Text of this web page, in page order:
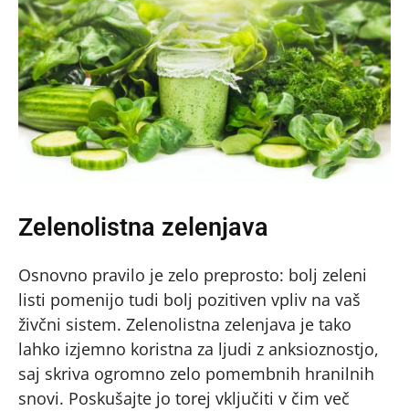
Zelenolistna zelenjava
Osnovno pravilo je zelo preprosto: bolj zeleni
listi pomenijo tudi bolj pozitiven vpliv na vaš
živčni sistem. Zelenolistna zelenjava je tako
lahko izjemno koristna za ljudi z anksioznostjo,
saj skriva ogromno zelo pomembnih hranilnih
snovi. Poskušajte jo torej vključiti v čim več